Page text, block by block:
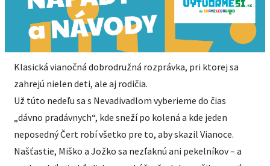
Klasická vianočná dobrodružná rozprávka, pri ktorej sa
zahrejú nielen deti, ale aj rodičia.
Už túto nedeľu sa s Nevadivadlom vyberieme do čias
„dávno pradávnych“, kde sneží po kolená a kde jeden
neposedný Čert robí všetko pre to, aby skazil Vianoce.
Našťastie, Miško a Jožko sa nezľaknú ani pekelníkov – a